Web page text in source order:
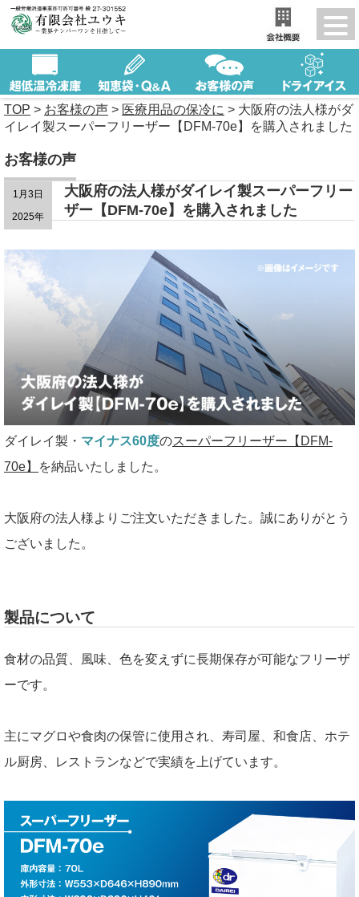
TOP > お客様の声 > 医療用品の保冷に > 大阪府の法人様がダ
イレイ製スーパーフリーザー【DFM-70e】を購入されました
お客様の声
1月3日
2025年
大阪府の法人様がダイレイ製スーパーフリー
ザー【DFM-70e】を購入されました
ダイレイ製・ マイナス60度のスーパーフリーザー【DFM-
70e】
を納品いたしました。
大阪府の法人様よりご注文いただきました。誠にありがとう
ございました。
製品について
食材の品質、風味、色を変えずに長期保存が可能なフリーザ
ーです。
主にマグロや食肉の保管に使用され、寿司屋、和食店、ホテ
ル厨房、レストランなどで実績を上げています。